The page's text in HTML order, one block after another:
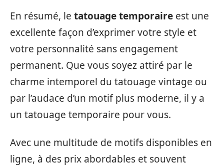
En résumé, le tatouage temporaire est une
excellente façon d’exprimer votre style et
votre personnalité sans engagement
permanent. Que vous soyez attiré par le
charme intemporel du tatouage vintage ou
par l’audace d’un motif plus moderne, il y a
un tatouage temporaire pour vous.
Avec une multitude de motifs disponibles en
ligne, à des prix abordables et souvent